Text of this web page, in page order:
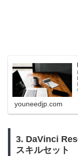
youneedjp.com
3. DaVinci
スキルセット